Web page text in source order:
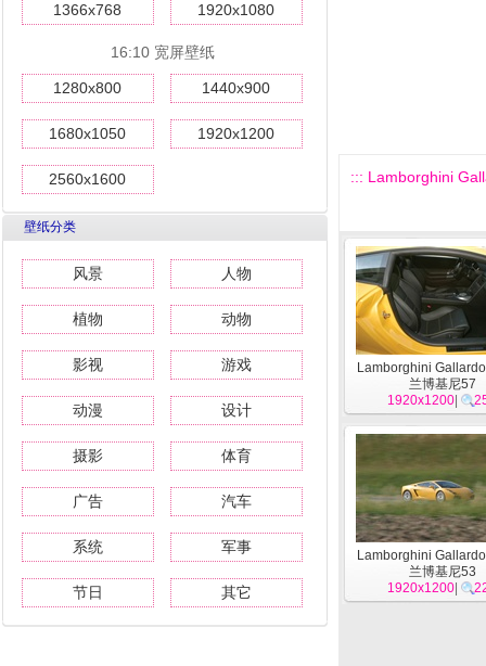
1366x768 1920x1080
16:10 宽屏壁纸
1280x800 1440x900
1680x1050 1920x1200
2560x1600
壁纸分类
风景 人物
植物 动物
影视 游戏
动漫 设计
摄影 体育
广告 汽车
系统 军事
节日 其它
::: Lamborghini
Lamborghini
兰博基尼57
1920x1200
Lamborghini
兰博基尼53
1920x1200